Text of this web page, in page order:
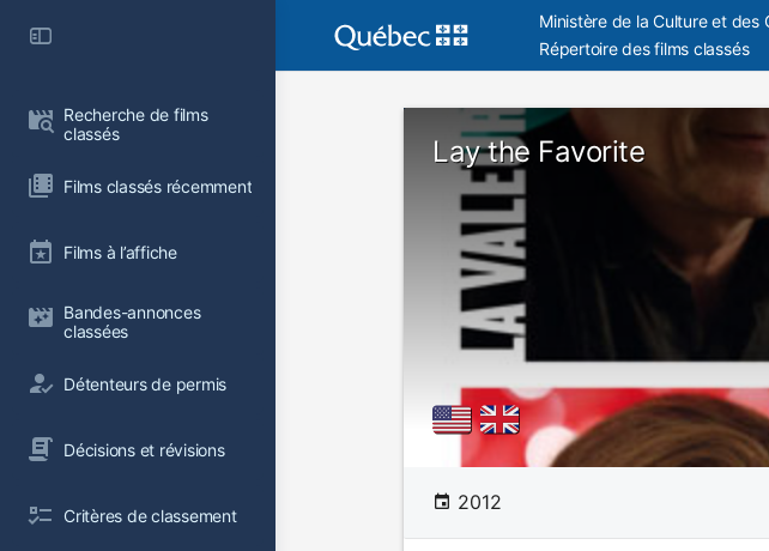
Recherche de films
classés
Films classés récemment
Films à l’affiche
Bandes-annonces
classées
Détenteurs de permis
Décisions et révisions
Critères de classement
Ministère de la Culture et des
Répertoire des films classés
Lay the Favorite
2012